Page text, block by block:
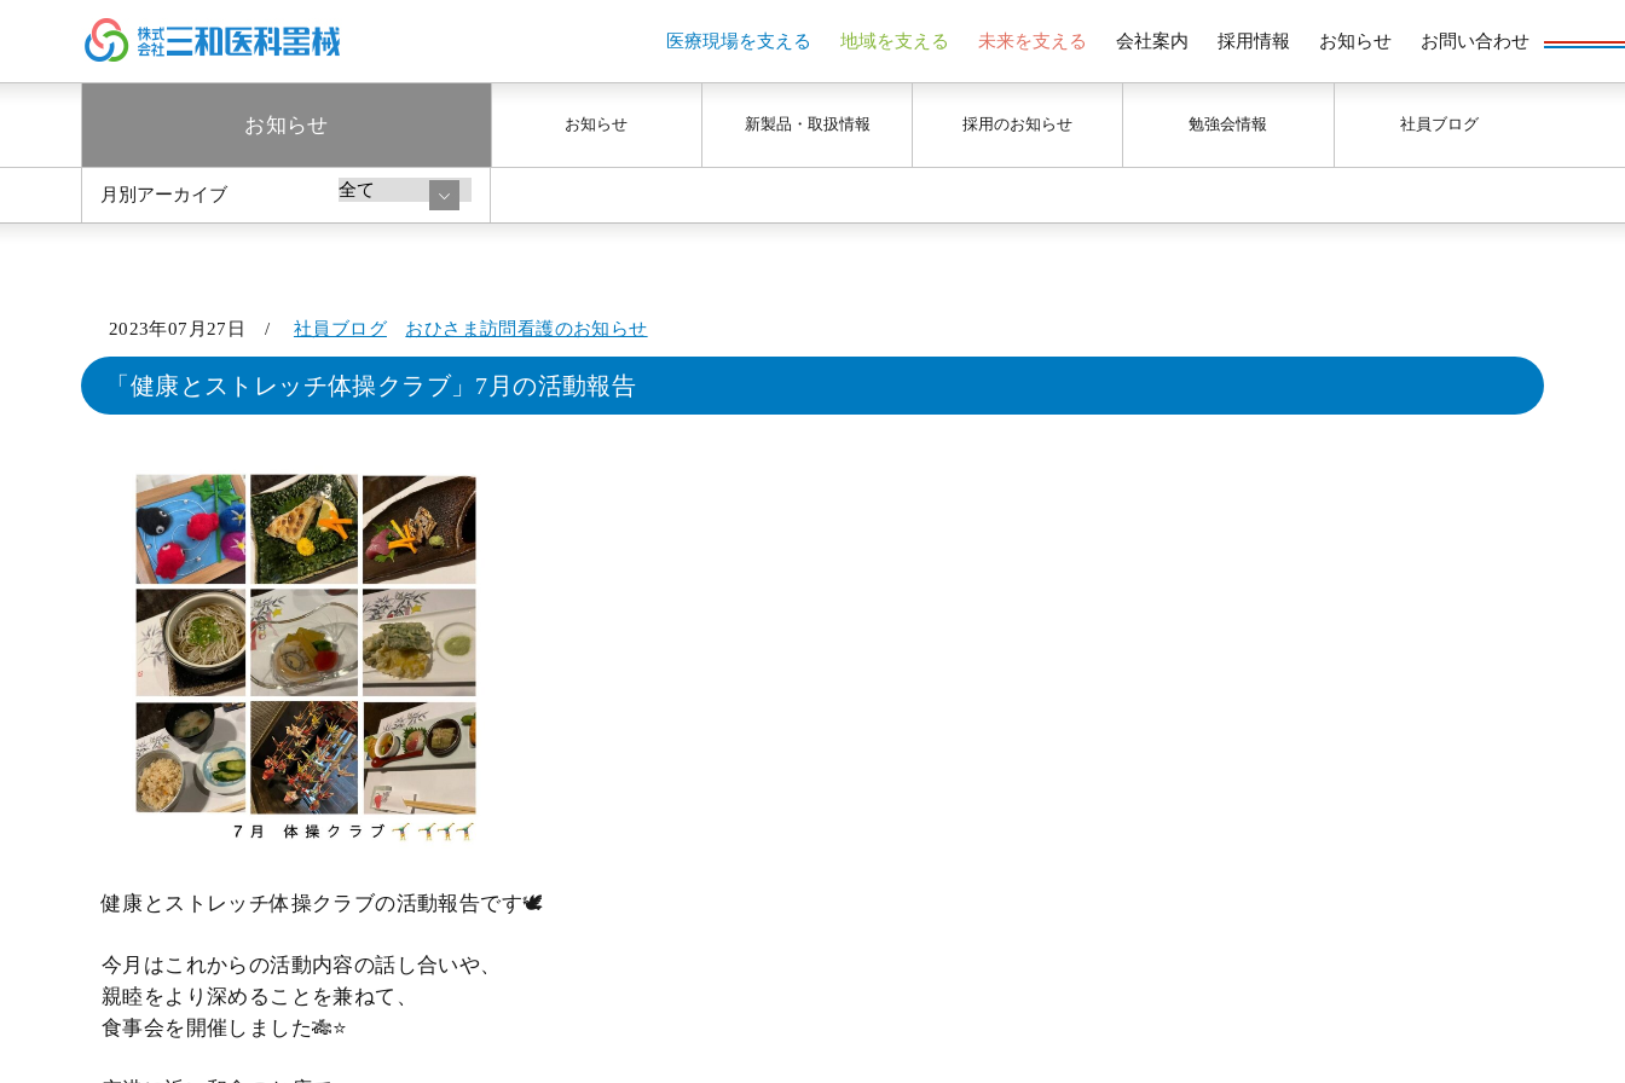
医療現場を支える 地域を支える 未来を支える 会社案内 採用情報 お知らせ お問い合わせ
お知らせ お知らせ 新製品・取扱情報 採用のお知らせ 勉強会情報 社員ブログ
月別アーカイブ
2023年07月27日 / 社員ブログ おひさま訪問看護のお知らせ
「健康とストレッチ体操クラブ」7月の活動報告
健康とストレッチ体操クラブの活動報告です🕊
今月はこれからの活動内容の話し合いや、
親睦をより深めることを兼ねて、
食事会を開催しました🎋⭐️